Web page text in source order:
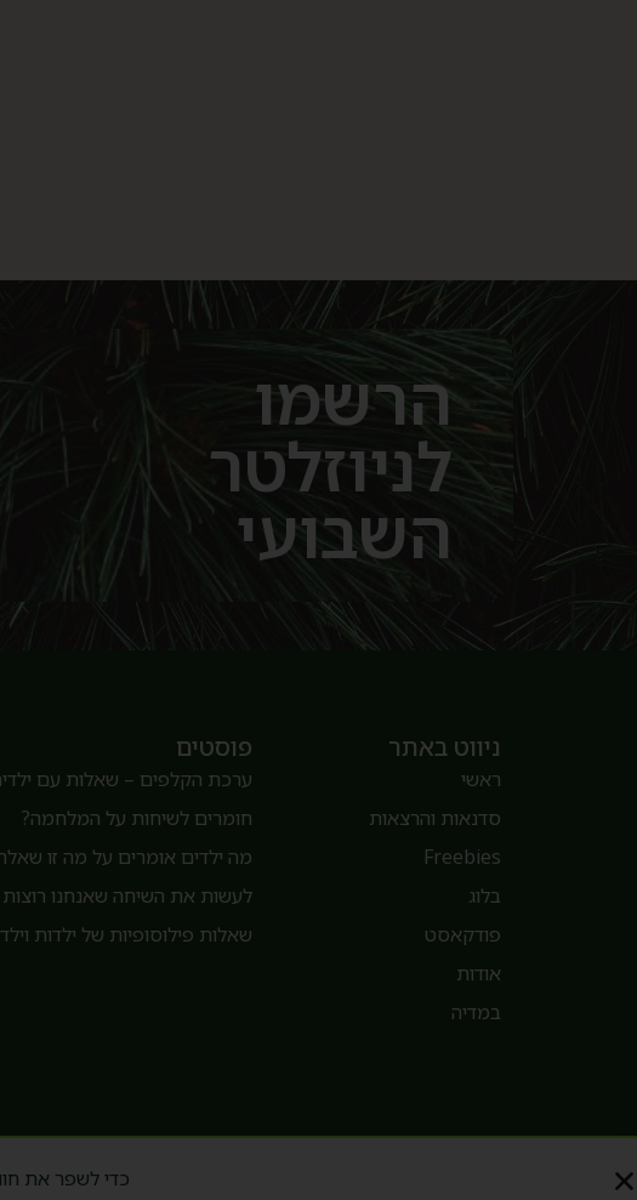
הרשמו
לניוזלטר
השבועי
ניווט באתר
ראשי
סדנאות והרצאות
Freebies
בלוג
פודקאסט
אודות
במדיה
פוסטים
ערכת הקלפים – שאלות עם
חומרים לשיחות על המלחמה?
מה ילדים אומרים על מה זו
לעשות את השיחה שאנחנו
שאלות פילוסופיות של ילדות
כדי לשפר את